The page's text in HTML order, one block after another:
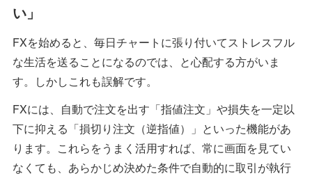
い」
FXを始めると、毎日チャートに張り付いてストレスフル
な生活を送ることになるのでは、と心配する方がいま
す。しかしこれも誤解です。
FXには、自動で注文を出す「指値注文」や損失を一定以
下に抑える「損切り注文（逆指値）」といった機能があ
ります。これらをうまく活用すれば、常に画面を見てい
なくても、あらかじめ決めた条件で自動的に取引が執行